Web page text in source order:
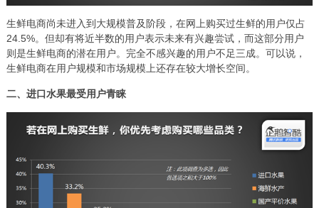
生鲜电商尚未进入到大规模普及阶段，在网上购买过生鲜的用户仅占
24.5%。但却有将近半数的用户表示未来有兴趣尝试，而这部分用户
则是生鲜电商的潜在用户。完全不感兴趣的用户不足三成。可以说，
生鲜电商在用户规模和市场规模上还存在较大增长空间。
二、进口水果最受用户青睐